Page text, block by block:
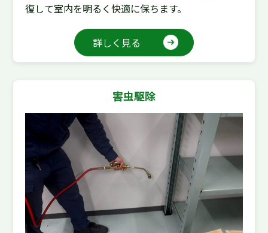
復して室内を明るく快適に保ちます。
詳しく見る
害虫駆除